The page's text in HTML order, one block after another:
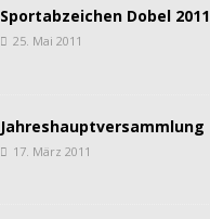
Sportabzeichen Dobel 2011
25. Mai 2011
Jahreshauptversammlung
17. März 2011